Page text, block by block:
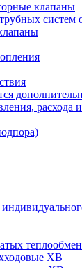
клапаны
систем
расхода
XB